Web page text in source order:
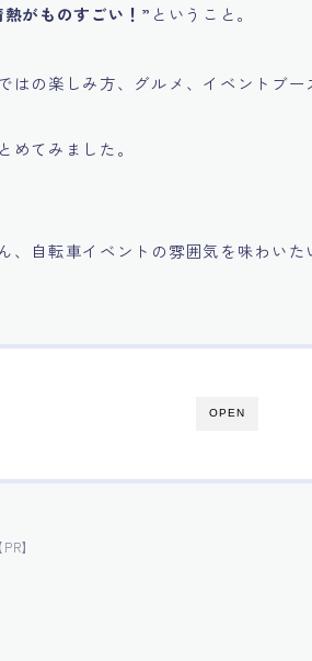
がものすごい！” ということ。
はの楽しみ方、グルメ、イベントブー
めてみました。
、自転車イベントの雰囲気を味わいた
OPEN
】